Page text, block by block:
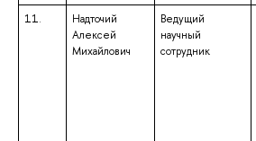
11.
Надточий
Алексей
Михайлович
Ведущий
научный
сотрудник